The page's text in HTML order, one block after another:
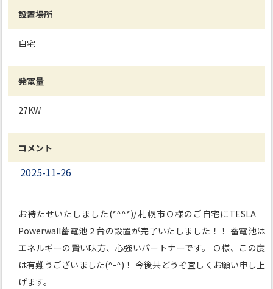
設置場所
自宅
発電量
27KW
コメント
2025-11-26
お待たせいたしました(*^^*)/ 札幌市Ｏ様のご自宅にTESLA
Powerwall蓄電池２台の設置が完了いたしました！！ 蓄電池は
エネルギーの賢い味方、心強いパートナーです。 Ｏ様、この度
は有難うございました(^-^)！ 今後共どうぞ宜しくお願い申し上
げます。